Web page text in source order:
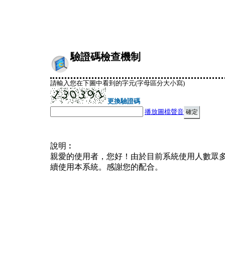
驗證碼檢查機制
請輸入您在下圖中看到的字元(字母區分大小寫)
更換驗證碼
播放圖檔聲音
說明︰
親愛的使用者，您好！由於目前系統使用人數眾
續使用本系統。感謝您的配合。